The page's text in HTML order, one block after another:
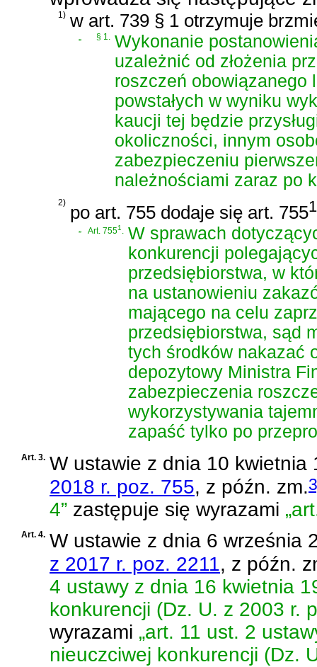
1) w art. 739 § 1 otrzymuje
„ § 1. Wykonanie
uzależnić od złożenia
roszczeń obowiązanego
powstałych w wyniku
kaucji tej będzie
okoliczności, innym
zabezpieczeniu
należnościami zaraz po
2) po art. 755 dodaje się art. 7551
Art. 7551
W sprawach
konkurencji
przedsiębiorstwa, w
na ustanowieniu
mającego na celu
przedsiębiorstwa, sąd
tych środków nakazać
depozytowy Ministra
zabezpieczenia
wykorzystywania
zapaść tylko po
Art. 3. W ustawie z dnia 10 kwietnia
2018 r. poz. 755, z późn. zm.
4” zastępuje się wyrazami
Art. 4. W ustawie z dnia 6 września
z 2017 r. poz. 2211, z późn.
4 ustawy z dnia 16 kwietnia
konkurencji (Dz. U. z 2003 r.
wyrazami „art. 11 ust. 2
nieuczciwej konkurencji (Dz.